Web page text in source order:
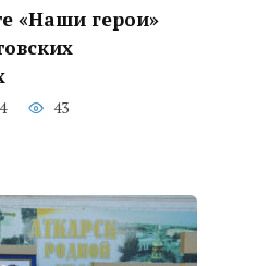
«Наши герои»
43